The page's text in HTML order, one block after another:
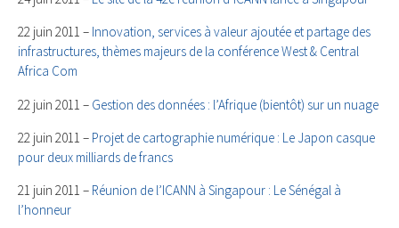
22 juin 2011 – Innovation, services à valeur ajoutée et partage des
infrastructures, thèmes majeurs de la conférence West & Central
Africa Com
22 juin 2011 – Gestion des données : l’Afrique (bientôt) sur un nuage
22 juin 2011 – Projet de cartographie numérique : Le Japon casque
pour deux milliards de francs
21 juin 2011 – Réunion de l’ICANN à Singapour : Le Sénégal à
l’honneur